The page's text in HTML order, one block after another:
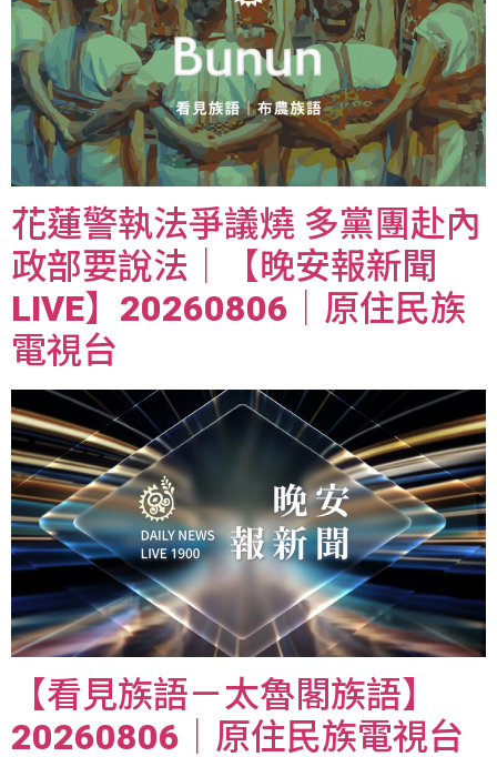
花蓮警執法爭議燒 多黨團赴內
政部要說法｜【晚安報新聞
LIVE】20260806｜原住民族
電視台
【看見族語－太魯閣族語】
20260806｜原住民族電視台